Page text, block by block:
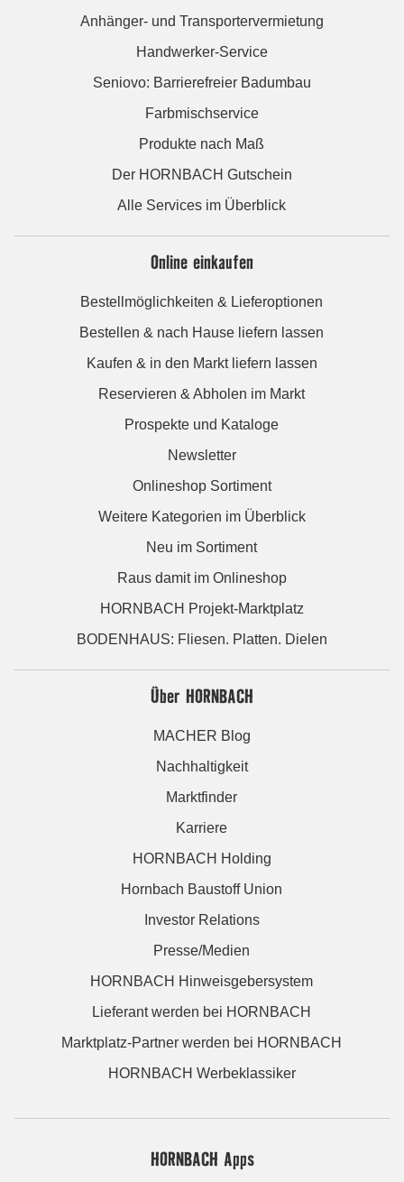
Anhänger- und Transportervermietung
Handwerker-Service
Seniovo: Barrierefreier Badumbau
Farbmischservice
Produkte nach Maß
Der HORNBACH Gutschein
Alle Services im Überblick
Online einkaufen
Bestellmöglichkeiten & Lieferoptionen
Bestellen & nach Hause liefern lassen
Kaufen & in den Markt liefern lassen
Reservieren & Abholen im Markt
Prospekte und Kataloge
Newsletter
Onlineshop Sortiment
Weitere Kategorien im Überblick
Neu im Sortiment
Raus damit im Onlineshop
HORNBACH Projekt-Marktplatz
BODENHAUS: Fliesen. Platten. Dielen
Über HORNBACH
MACHER Blog
Nachhaltigkeit
Marktfinder
Karriere
HORNBACH Holding
Hornbach Baustoff Union
Investor Relations
Presse/Medien
HORNBACH Hinweisgebersystem
Lieferant werden bei HORNBACH
Marktplatz-Partner werden bei HORNBACH
HORNBACH Werbeklassiker
HORNBACH Apps